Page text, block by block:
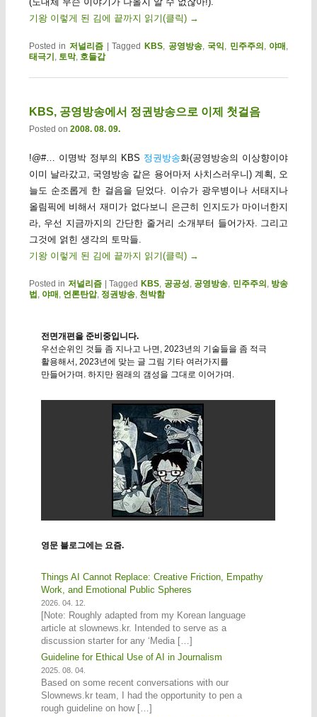
기왕 이렇게 된 김에 끝까지 읽기(클릭) →
Posted in 저널리즘 |Tagged KBS, 공영방송,국익, 민주주의, 야매,
태극기, 토막, 호들갑
KBS, 공영방송에서 정권방송으로 이제 첫걸음
Posted on 2008. 08. 09.
!@#… 이명박 정부의 KBS 정권방송화(공영방송의 이상향이야
이미 날라갔고, 국영방송 같은 용어마저 사치스러우니) 계획, 오
늘도 순조롭게 한 걸음을 딛었다. 이슈가 광우병이나 서태지나
올림픽에 비해서 재미가 없다보니 은근히 인지도가 마이너한지
라, 우선 지금까지의 간단한 줄거리 소개부터 들어가자. 그리고
그것에 얽힌 생각의 토막들.
기왕 이렇게 된 김에 끝까지 읽기(클릭) →
Posted in 저널리즘 |Tagged KBS, 공공성, 공영방송, 민주주의 , 방송
법 , 야매 , 언론탄압, 정권방송, 천박함
전면개편을 준비중입니다.
우선순위인 것들 좀 지나고 나면, 2023년의 기술들을 좀 적극
활용해서, 2023년에 맞는 글 그림 기타 여러가지를
만들어가며. 하지만 원래의 갬성을 그대로 이어가며.
영문 블로그에는 요즘.
Things AI Cannot Replace: Creative Friction, Empathy
Work, and Emotional Public Spheres
2026. 04. 12.
[Note: Roughly adapted from my Korean language
article at slownews.kr. Intended to serve as a
discussion starter for any ‘Media […]
Guideline for Ethical Use of AI in Journalism
2025. 08. 04.
Based on some recent conversations with our
Slownews.kr team, I had the opportunity to pen a
rough guideline on how […]